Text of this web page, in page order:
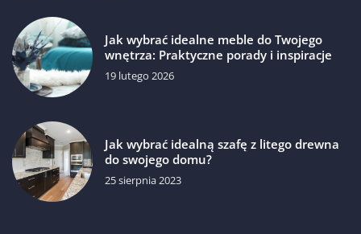
Jak wybrać idealne meble do Twojego
wnętrza: Praktyczne porady i inspiracje
19 lutego 2026
Jak wybrać idealną szafę z litego drewna
do swojego domu?
25 sierpnia 2023